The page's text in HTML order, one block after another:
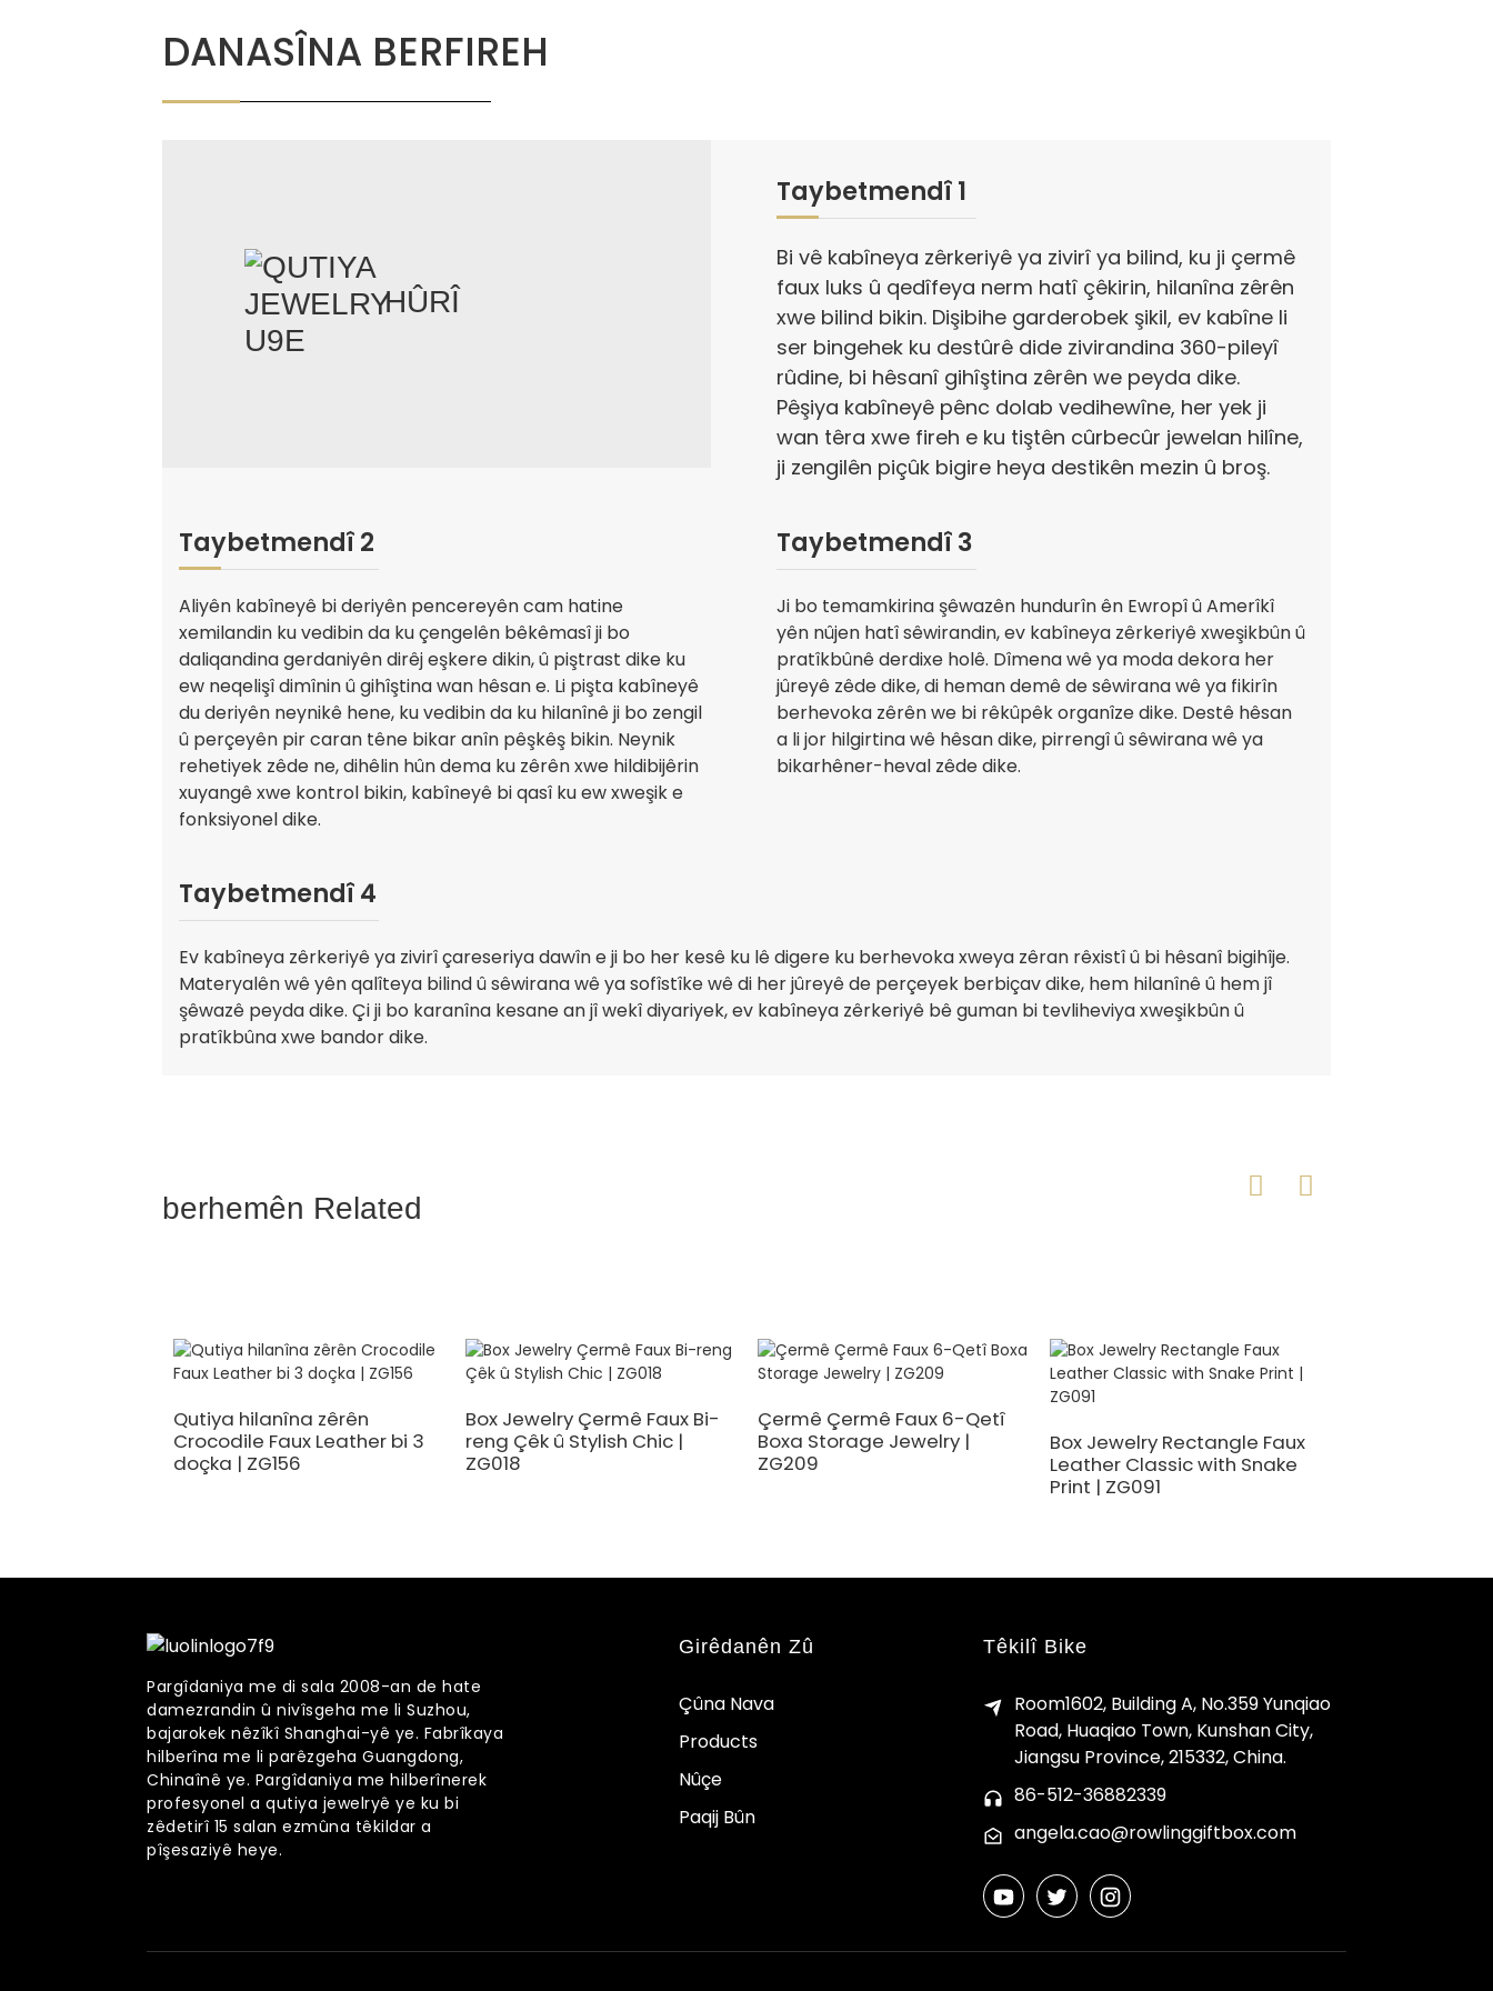
DANASÎNA BERFIREH
HÛRÎ
Taybetmendî 1
Bi vê kabîneya zêrkeriyê ya zivirî ya bilind, ku ji çermê
faux luks û qedîfeya nerm hatî çêkirin, hilanîna zêrên
xwe bilind bikin. Dişibihe garderobek şikil, ev kabîne li
ser bingehek ku destûrê dide zivirandina 360-pileyî
rûdine, bi hêsanî gihîştina zêrên we peyda dike.
Pêşiya kabîneyê pênc dolab vedihewîne, her yek ji
wan têra xwe fireh e ku tiştên cûrbecûr jewelan hilîne,
ji zengilên piçûk bigire heya destikên mezin û broş.
Taybetmendî 2
Aliyên kabîneyê bi deriyên pencereyên cam hatine
xemilandin ku vedibin da ku çengelên bêkêmasî ji bo
daliqandina gerdaniyên dirêj eşkere dikin, û piştrast dike ku
ew neqelişî dimînin û gihîştina wan hêsan e. Li pişta kabîneyê
du deriyên neynikê hene, ku vedibin da ku hilanînê ji bo zengil
û perçeyên pir caran têne bikar anîn pêşkêş bikin. Neynik
rehetiyek zêde ne, dihêlin hûn dema ku zêrên xwe hildibijêrin
xuyangê xwe kontrol bikin, kabîneyê bi qasî ku ew xweşik e
fonksiyonel dike.
Taybetmendî 3
Ji bo temamkirina şêwazên hundurîn ên Ewropî û Amerîkî
yên nûjen hatî sêwirandin, ev kabîneya zêrkeriyê xweşikbûn û
pratîkbûnê derdixe holê. Dîmena wê ya moda dekora her
jûreyê zêde dike, di heman demê de sêwirana wê ya fikirîn
berhevoka zêrên we bi rêkûpêk organîze dike. Destê hêsan
a li jor hilgirtina wê hêsan dike, pirrengî û sêwirana wê ya
bikarhêner-heval zêde dike.
Taybetmendî 4
Ev kabîneya zêrkeriyê ya zivirî çareseriya dawîn e ji bo her kesê ku lê digere ku berhevoka xweya zêran rêxistî û bi hêsanî bigihîje.
Materyalên wê yên qalîteya bilind û sêwirana wê ya sofîstîke wê di her jûreyê de perçeyek berbiçav dike, hem hilanînê û hem jî
şêwazê peyda dike. Çi ji bo karanîna kesane an jî wekî diyariyek, ev kabîneya zêrkeriyê bê guman bi tevliheviya xweşikbûn û
pratîkbûna xwe bandor dike.
berhemên Related
Qutiya hilanîna zêrên
Crocodile Faux Leather bi 3
doçka | ZG156
Box Jewelry Çermê Faux Bi-
reng Çêk û Stylish Chic |
ZG018
Çermê Çermê Faux 6-Qetî
Boxa Storage Jewelry |
ZG209
Box Jewelry Rectangle Faux
Leather Classic with Snake
Print | ZG091
Pargîdaniya me di sala 2008-an de hate
damezrandin û nivîsgeha me li Suzhou,
bajarokek nêzîkî Shanghai-yê ye. Fabrîkaya
hilberîna me li parêzgeha Guangdong,
Chinaînê ye. Pargîdaniya me hilberînerek
profesyonel a qutiya jewelryê ye ku bi
zêdetirî 15 salan ezmûna têkildar a
pîşesaziyê heye.
Girêdanên Zû
Çûna Nava
Products
Nûçe
Paqij Bûn
Têkilî Bike
Room1602, Building A, No.359 Yunqiao
Road, Huaqiao Town, Kunshan City,
Jiangsu Province, 215332, China.
86-512-36882339
angela.cao@rowlinggiftbox.com